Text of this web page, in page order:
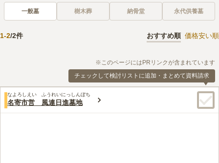
一般墓 樹木葬 納骨堂 永代供養墓
1-2/2件 おすすめ順 価格安い順
※このページにはPRリンクが含まれています
チェックして検討リストに追加・まとめて資料請求
なよろしえい ふうれいにっしんぼち
名寄市営 風連日進墓地